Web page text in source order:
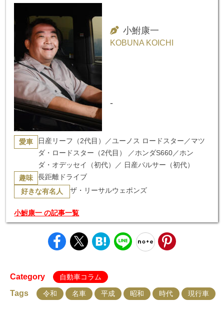
小鮒康一
KOBUNA KOICHI
-
愛車
日産リーフ（2代目）／ユーノス ロードスター／マツ
ダ・ロードスター（2代目） ／ホンダS660／ホン
ダ・オデッセイ（初代）／ 日産パルサー（初代）
趣味 長距離ドライブ
好きな有名人 ザ・リーサルウェポンズ
小鮒康一 の記事一覧
Category 自動車コラム
Tags 令和 名車 平成 昭和 時代 現行車